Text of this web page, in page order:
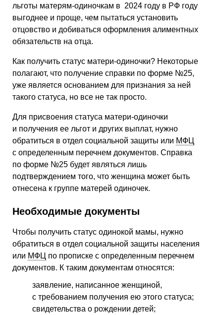
льготы матерям-одиночкам в 2024 году в РФ году
выгоднее и проще, чем пытаться установить
отцовство и добиваться оформления алиментных
обязательств на отца.
Как получить статус матери-одиночки? Некоторые
полагают, что получение справки по форме №25,
уже является основанием для признания за ней
такого статуса, но все не так просто.
Для присвоения статуса матери-одиночки
и получения ее льгот и других выплат, нужно
обратиться в отдел социальной защиты или МФЦ
с определенным перечнем документов. Справка
по форме №25 будет являться лишь
подтверждением того, что женщина может быть
отнесена к группе матерей одиночек.
Необходимые документы
Чтобы получить статус одинокой мамы, нужно
обратиться в отдел социальной защиты населения
или МФЦ по прописке с определенным перечнем
документов. К таким документам относятся:
заявление, написанное женщиной,
с требованием получения ею этого статуса;
свидетельства о рождении детей;